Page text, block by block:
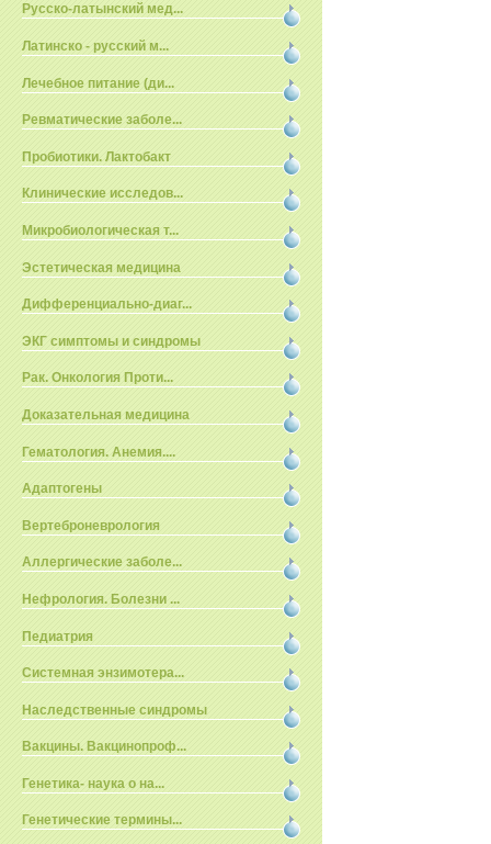
Русско-латынский мед...
Латинско - русский м...
Лечебное питание (ди...
Ревматические заболе...
Пробиотики. Лактобакт
Клинические исследов...
Микробиологическая т...
Эстетическая медицина
Дифференциально-диаг...
ЭКГ симптомы и синдромы
Рак. Онкология Проти...
Доказательная медицина
Гематология. Анемия....
Адаптогены
Вертеброневрология
Аллергические заболе...
Нефрология. Болезни ...
Педиатрия
Системная энзимотера...
Наследственные синдромы
Вакцины. Вакцинопроф...
Генетика- наука о на...
Генетические термины...